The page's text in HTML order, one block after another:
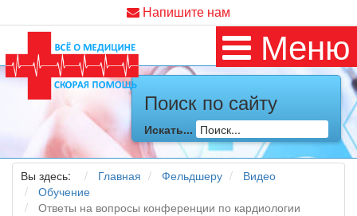
Напишите нам
Меню
Поиск по сайту
Искать...
Вы здесь: Главная Фельдшеру
Видео
Обучение
Ответы на вопросы конференции по кардиологии